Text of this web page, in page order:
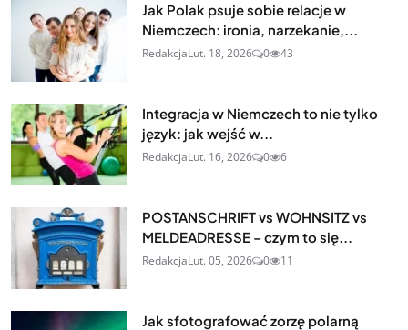
Jak Polak psuje sobie relacje w
Niemczech: ironia, narzekanie,...
RedakcjaLut. 18, 2026 0 43
Integracja w Niemczech to nie tylko
język: jak wejść w...
RedakcjaLut. 16, 2026 0 6
POSTANSCHRIFT vs WOHNSITZ vs
MELDEADRESSE – czym to się...
RedakcjaLut. 05, 2026 0 11
Jak sfotografować zorzę polarną